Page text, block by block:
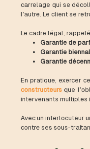
carrelage qui se
l’autre. Le client se
Le cadre légal,
Garantie de
Garantie
Garantie
En pratique, exercer
constructeurs que
intervenants multiples
Avec un interlocuteur
contre ses sous-